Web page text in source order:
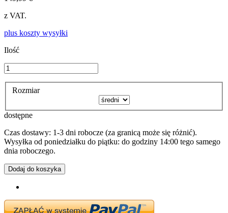
z VAT.
plus koszty wysyłki
Ilość
Rozmiar
dostępne
Czas dostawy: 1-3 dni robocze (za granicą może się różnić).
Wysyłka od poniedziałku do piątku: do godziny 14:00 tego samego
dnia roboczego.
Dodaj do koszyka